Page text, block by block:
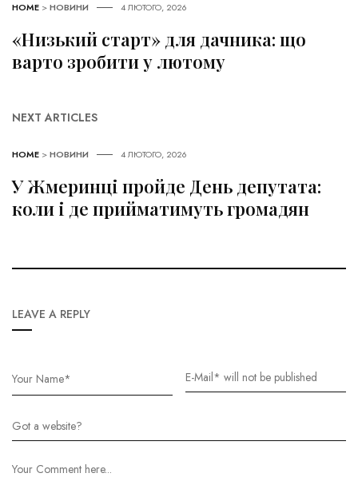
HOME >НОВИНИ 4 ЛЮТОГО, 2026
«Низький старт» для дачника: що
варто зробити у лютому
NEXT ARTICLES
HOME >НОВИНИ 4 ЛЮТОГО, 2026
У Жмеринці пройде День депутата:
коли і де прийматимуть громадян
LEAVE A REPLY